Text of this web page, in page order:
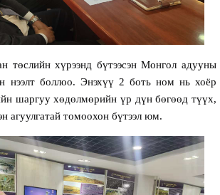
хүрээнд бүтээсэн Монгол адууны
нээлт боллоо. Энэхүү 2 боть ном нь хоёр
шаргуу хөдөлмөрийн үр дүн бөгөөд түүх,
агуулгатай томоохон бүтээл юм.